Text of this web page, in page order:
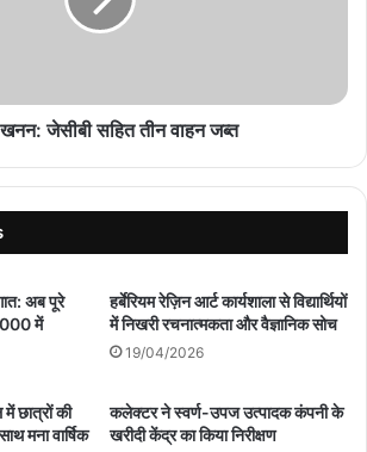
जेसीबी सहित तीन वाहन जब्त
अब पूरे
में
हर्बेरियम रेज़िन आर्ट कार्यशाला से विद्यार्थियों
में निखरी रचनात्मकता और वैज्ञानिक सोच
19/04/2026
छात्रों की
मना वार्षिक
कलेक्टर ने स्वर्ण-उपज उत्पादक कंपनी के
खरीदी केंद्र का किया निरीक्षण